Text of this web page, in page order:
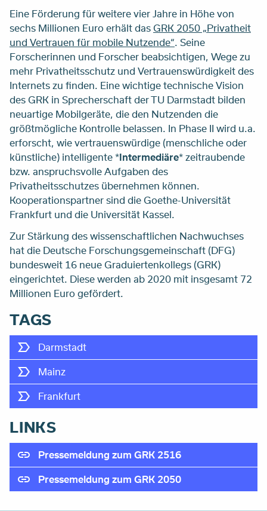
Eine Förderung für weitere vier Jahre in Höhe von
sechs Millionen Euro erhält das GRK 2050 „Privatheit
und Vertrauen für mobile Nutzende“. Seine
Forscherinnen und Forscher beabsichtigen, Wege zu
mehr Privatheitsschutz und Vertrauenswürdigkeit des
Internets zu finden. Eine wichtige technische Vision
des GRK in Sprecherschaft der TU Darmstadt bilden
neuartige Mobilgeräte, die den Nutzenden die
größtmögliche Kontrolle belassen. In Phase II wird u.a.
erforscht, wie vertrauenswürdige (menschliche oder
künstliche) intelligente *Intermediäre* zeitraubende
bzw. anspruchsvolle Aufgaben des
Privatheitsschutzes übernehmen können.
Kooperationspartner sind die Goethe-Universität
Frankfurt und die Universität Kassel.
Zur Stärkung des wissenschaftlichen Nachwuchses
hat die Deutsche Forschungsgemeinschaft (DFG)
bundesweit 16 neue Graduiertenkollegs (GRK)
eingerichtet. Diese werden ab 2020 mit insgesamt 72
Millionen Euro gefördert.
TAGS
Darmstadt
Mainz
Frankfurt
LINKS
Pressemeldung zum GRK 2516
Pressemeldung zum GRK 2050